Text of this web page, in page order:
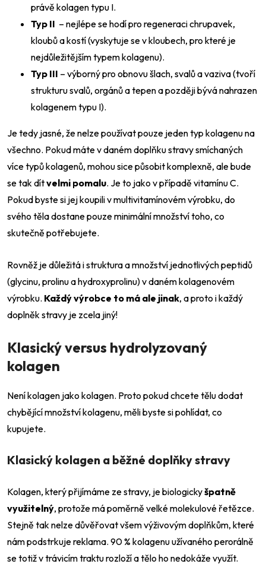
právě kolagen typu I.
Typ II – nejlépe se hodí pro regeneraci chrupavek,
kloubů a kostí (vyskytuje se v kloubech, pro které je
nejdůležitějším typem kolagenu).
Typ III – výborný pro obnovu šlach, svalů a vaziva (tvoří
strukturu svalů, orgánů a tepen a později bývá nahrazen
kolagenem typu I).
Je tedy jasné, že nelze používat pouze jeden typ kolagenu na
všechno. Pokud máte v daném doplňku stravy smíchaných
více typů kolagenů, mohou sice působit komplexně, ale bude
se tak dítvelmi pomalu. Je to jako v případě vitamínu C.
Pokud byste si jej koupili v multivitamínovém výrobku, do
svého těla dostane pouze minimální množství toho, co
skutečně potřebujete.
Rovněž je důležitá i struktura a množství jednotlivých peptidů
(glycinu, prolinu a hydroxyprolinu) v daném kolagenovém
výrobku. Každý výrobce to má ale jinak, a proto i každý
doplněk stravy je zcela jiný!
Klasický versus hydrolyzovaný
kolagen
Není kolagen jako kolagen. Proto pokud chcete tělu dodat
chybějící množství kolagenu, měli byste si pohlídat, co
kupujete.
Klasický kolagen a běžné doplňky stravy
Kolagen, který přijímáme ze stravy, je biologickyšpatně
využitelný, protože má poměrně velké molekulové řetězce.
Stejně tak nelze důvěřovat všem výživovým doplňkům, které
nám podstrkuje reklama. 90 % kolagenu užívaného perorálně
se totiž v trávicím traktu rozloží a tělo ho nedokáže využít.